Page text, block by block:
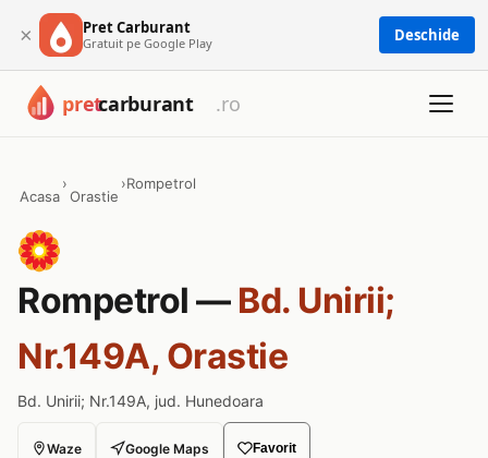
× Pret Carburant
Gratuit pe Google Play Deschide
Acasa
›
Orastie
›Rompetrol
Rompetrol — Bd. Unirii;
Nr.149A, Orastie
Bd. Unirii; Nr.149A, jud. Hunedoara
Waze Google Maps Favorit